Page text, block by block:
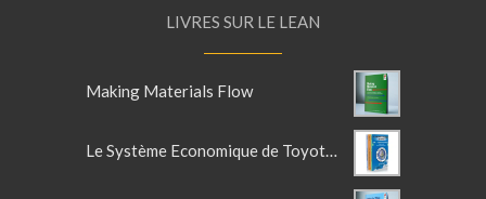
LIVRES SUR LE LEAN
Making Materials Flow
Le Système Economique de Toyota d'Olivier Larue - La trilogie